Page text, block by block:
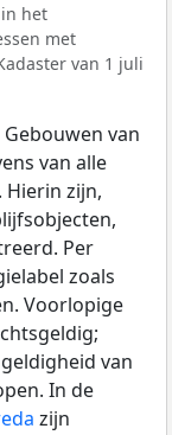
het
met
van 1 juli
van
van alle
Hierin zijn,
Per
zoals
Voorlopige
van
In de
zijn